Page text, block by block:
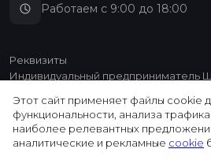
Работаем с 9:00 до 18:00
Реквизиты
Индивидуальный предприниматель
ИНН 026505339945 ОГРН
45263579000 ОКПО 20430620
Юридический адрес: 111673,
УЛ НОВОКОСИНСКАЯ, Д 17
Этот сайт применяет файлы cookie
функциональности, анализа
наиболее релевантных
аналитические и рекламные cookie